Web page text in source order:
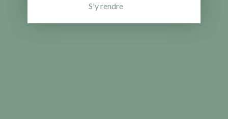
S'y rendre